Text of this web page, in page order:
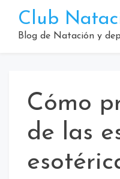
contenido
Club
Blog de Natación y
Cómo
de las